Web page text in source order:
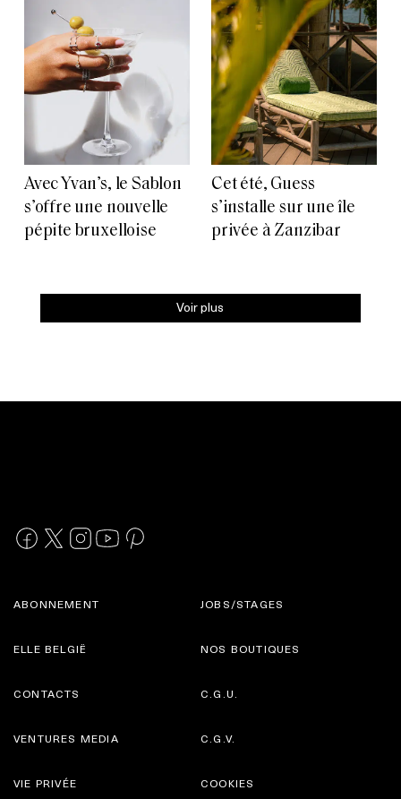
Avec Yvan’s, le Sablon
s’offre une nouvelle
pépite bruxelloise
Cet été, Guess
s’installe sur une île
privée à Zanzibar
Voir plus
ABONNEMENT
ELLE BELGIË
JOBS/STAGES
NOS BOUTIQUES
CONTACTS
VENTURES MEDIA
C.G.U.
C.G.V.
VIE PRIVÉE COOKIES